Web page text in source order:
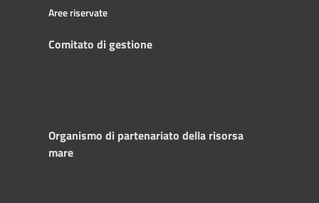
Aree riservate
Comitato di gestione
Organismo di partenariato della risorsa
mare